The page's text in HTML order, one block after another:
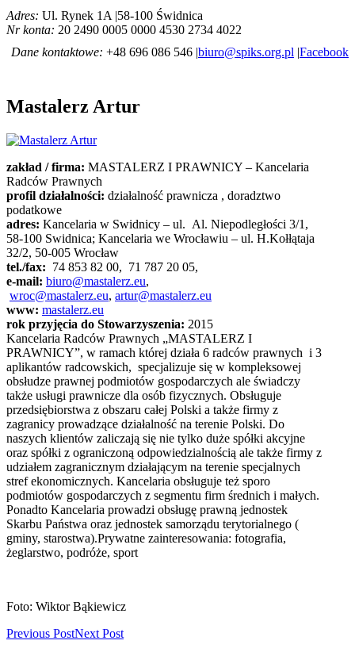
Adres: Ul. Rynek 1A |58-100 Świdnica
Nr konta: 20 2490 0005 0000 4530 2734 4022
Dane kontaktowe: +48 696 086 546 |biuro@spiks.org.pl |Facebook
Mastalerz Artur
zakład / firma: MASTALERZ I PRAWNICY – Kancelaria
Radców Prawnych
profil działalności: działalność prawnicza , doradztwo
podatkowe
adres: Kancelaria w Swidnicy – ul. Al. Niepodległości 3/1,
58-100 Swidnica; Kancelaria we Wrocławiu – ul. H.Kołłątaja
32/2, 50-005 Wrocław
tel./fax: 74 853 82 00, 71 787 20 05,
e-mail: biuro@mastalerz.eu,
wroc@mastalerz.eu, artur@mastalerz.eu
www: mastalerz.eu
rok przyjęcia do Stowarzyszenia: 2015
Kancelaria Radców Prawnych „MASTALERZ I
PRAWNICY”, w ramach której działa 6 radców prawnych i 3
aplikantów radcowskich, specjalizuje się w kompleksowej
obsłudze prawnej podmiotów gospodarczych ale świadczy
także usługi prawnicze dla osób fizycznych. Obsługuje
przedsiębiorstwa z obszaru całej Polski a także firmy z
zagranicy prowadzące działalność na terenie Polski. Do
naszych klientów zaliczają się nie tylko duże spółki akcyjne
oraz spółki z ograniczoną odpowiedzialnością ale także firmy z
udziałem zagranicznym działającym na terenie specjalnych
stref ekonomicznych. Kancelaria obsługuje też sporo
podmiotów gospodarczych z segmentu firm średnich i małych.
Ponadto Kancelaria prowadzi obsługę prawną jednostek
Skarbu Państwa oraz jednostek samorządu terytorialnego (
gminy, starostwa).Prywatne zainteresowania: fotografia,
żeglarstwo, podróże, sport
Foto: Wiktor Bąkiewicz
Previous PostNext Post